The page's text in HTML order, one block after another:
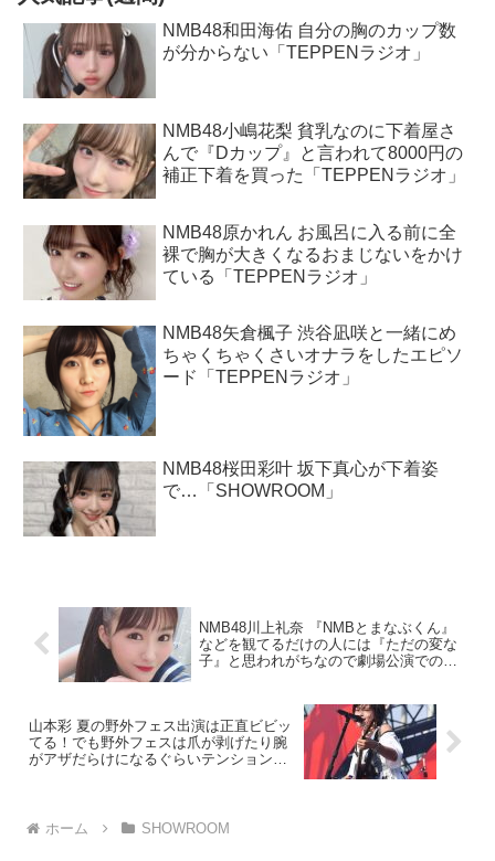
NMB48和田海佑 自分の胸のカップ数
が分からない「TEPPENラジオ」
NMB48小嶋花梨 貧乳なのに下着屋さ
んで『Dカップ』と言われて8000円の
補正下着を買った「TEPPENラジオ」
NMB48原かれん お風呂に入る前に全
裸で胸が大きくなるおまじないをかけ
ている「TEPPENラジオ」
NMB48矢倉楓子 渋谷凪咲と一緒にめ
ちゃくちゃくさいオナラをしたエピソ
ード「TEPPENラジオ」
NMB48桜田彩叶 坂下真心が下着姿
で…「SHOWROOM」
NMB48川上礼奈 『NMBとまなぶくん』
などを観てるだけの人には『ただの変な
子』と思われがちなので劇場公演でのパ
山本彩 夏の野外フェス出演は正直ビビッ
てる！でも野外フェスは爪が剥げたり腕
がアザだらけになるぐらいテンションが
ホーム SHOWROOM